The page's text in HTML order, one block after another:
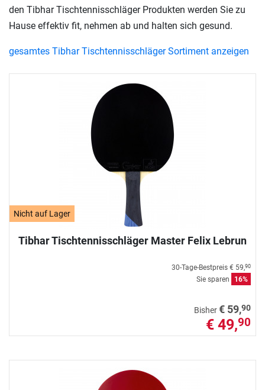
Nicht auf Lager
Tibhar Tischtennisschläger Master Felix Lebrun
30-Tage-Bestpreis € 59,90
Sie sparen 16%
Bisher€ 59,90
€ 49,90
den Tibhar Tischtennisschläger Produkten werden Sie zu
Hause effektiv fit, nehmen ab und halten sich gesund.
gesamtes Tibhar Tischtennisschläger Sortiment anzeigen